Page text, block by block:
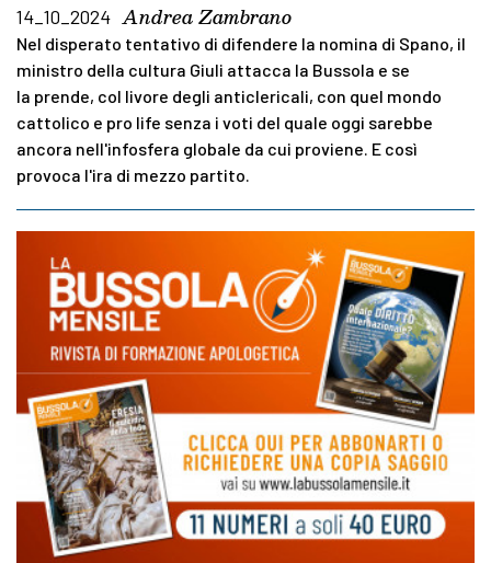
14_10_2024 Andrea Zambrano
Nel disperato tentativo di difendere la nomina di Spano, il
ministro della cultura Giuli attacca la Bussola e se
la prende, col livore degli anticlericali, con quel mondo
cattolico e pro life senza i voti del quale oggi sarebbe
ancora nell'infosfera globale da cui proviene. E così
provoca l'ira di mezzo partito.